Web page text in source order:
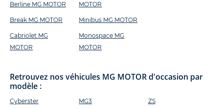
Berline MG MOTOR
Break MG MOTOR
Cabriolet MG
MOTOR
MOTOR
Minibus MG MOTOR
Monospace MG
MOTOR
Retrouvez nos véhicules MG MOTOR d'occasion par
modèle :
Cyberster MG3 ZS